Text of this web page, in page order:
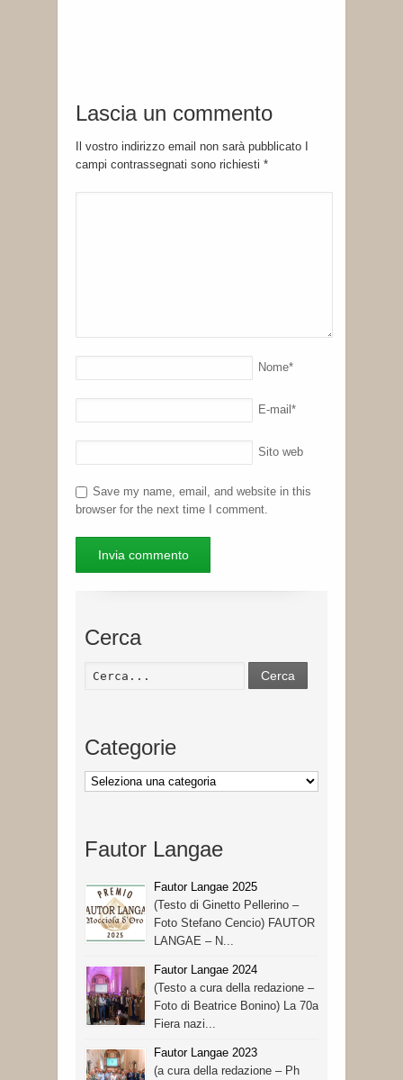
Lascia un commento
Il vostro indirizzo email non sarà pubblicato I
campi contrassegnati sono richiesti *
Nome*
E-mail *
Sito web
Save my name, email, and website in this
browser for the next time I comment.
Cerca
Cerca
Categorie
Categorie
Fautor Langae
Fautor Langae 2025
(Testo di Ginetto Pellerino –
Foto Stefano Cencio) FAUTOR
LANGAE – N...
Fautor Langae 2024
(Testo a cura della redazione –
Foto di Beatrice Bonino) La 70a
Fiera nazi...
Fautor Langae 2023
(a cura della redazione – Ph